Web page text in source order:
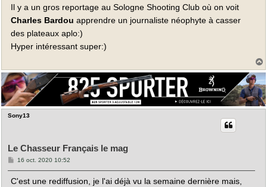
Il y a un gros reportage au Sologne Shooting Club où on voit
Charles Bardou apprendre un journaliste néophyte à casser
des plateaux aplo:)
Hyper intéressant super:)
t
Sony13
Le Chasseur Français le mag
M
s
16 oct. 2020 10:52
C'est une rediffusion, je l'ai déjà vu la semaine dernière mais,